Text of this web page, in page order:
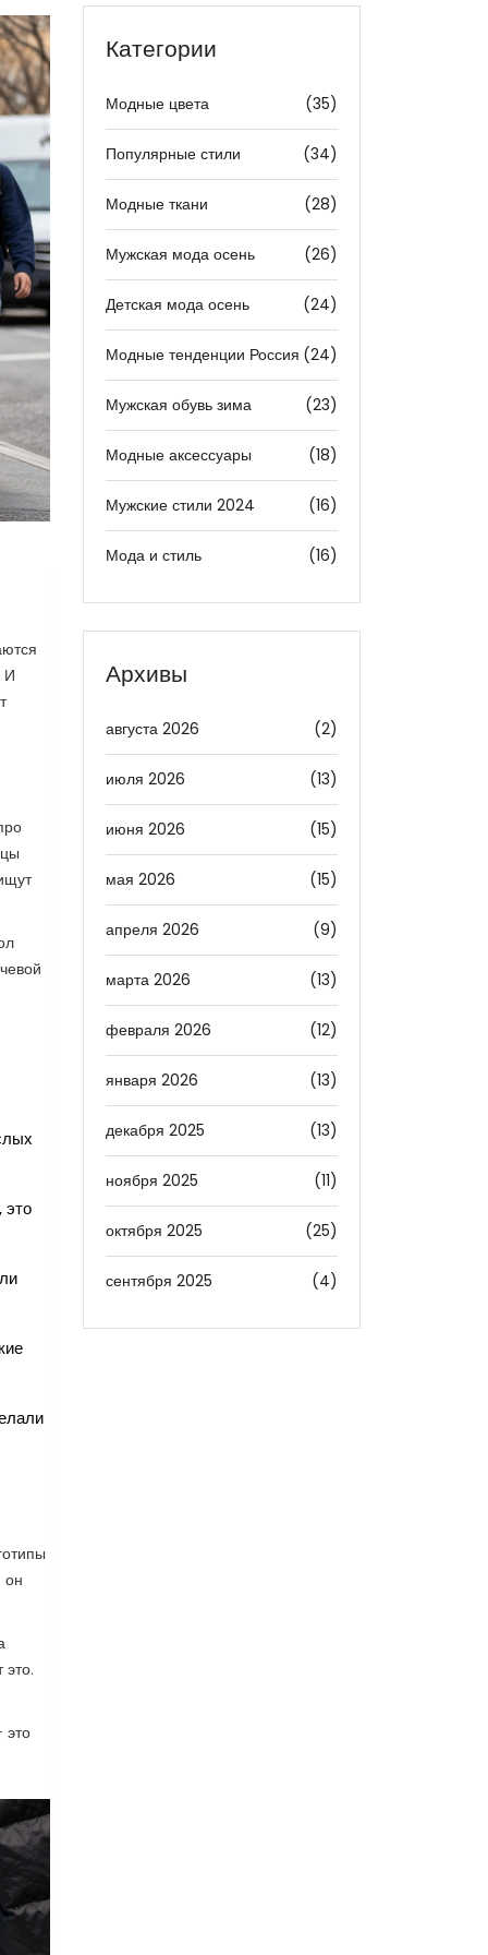
И
это
он
это
Категории
Модные цвета (35)
Популярные стили (34)
Модные ткани (28)
Мужская мода осень (26)
Детская мода осень (24)
Модные тенденции Россия (24)
Мужская обувь зима (23)
Модные аксессуары (18)
Мужские стили 2024 (16)
Мода и стиль (16)
Архивы
августа 2026 (2)
июля 2026 (13)
июня 2026 (15)
мая 2026 (15)
апреля 2026 (9)
марта 2026 (13)
февраля 2026 (12)
января 2026 (13)
декабря 2025 (13)
ноября 2025 (11)
октября 2025 (25)
сентября 2025 (4)